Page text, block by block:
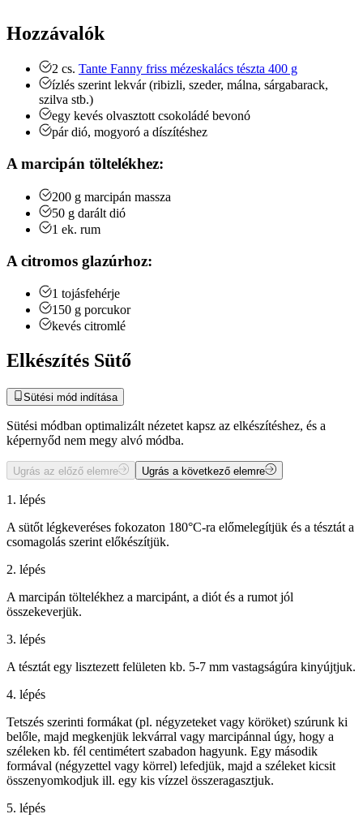
Hozzávalók
2 cs. Tante Fanny friss mézeskalács tészta 400 g
ízlés szerint lekvár (ribizli, szeder, málna, sárgabarack,
szilva stb.)
egy kevés olvasztott csokoládé bevonó
pár dió, mogyoró a díszítéshez
A marcipán töltelékhez:
200 g marcipán massza
50 g darált dió
1 ek. rum
A citromos glazúrhoz:
1 tojásfehérje
150 g porcukor
kevés citromlé
Elkészítés Sütő
Sütési mód indítása
Sütési módban optimalizált nézetet kapsz az elkészítéshez, és a
képernyőd nem megy alvó módba.
Ugrás az előző elemre Ugrás a következő elemre
1. lépés
A sütőt légkeveréses fokozaton 180°C-ra előmelegítjük és a tésztát a
csomagolás szerint előkészítjük.
2. lépés
A marcipán töltelékhez a marcipánt, a diót és a rumot jól
összekeverjük.
3. lépés
A tésztát egy lisztezett felületen kb. 5-7 mm vastagságúra kinyújtjuk.
4. lépés
Tetszés szerinti formákat (pl. négyzeteket vagy köröket) szúrunk ki
belőle, majd megkenjük lekvárral vagy marcipánnal úgy, hogy a
széleken kb. fél centimétert szabadon hagyunk. Egy második
formával (négyzettel vagy körrel) lefedjük, majd a széleket kicsit
összenyomkodjuk ill. egy kis vízzel összeragasztjuk.
5. lépés